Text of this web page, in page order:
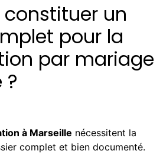
un
pour la
par mariage
?
à Marseille nécessitent la
complet et bien documenté.